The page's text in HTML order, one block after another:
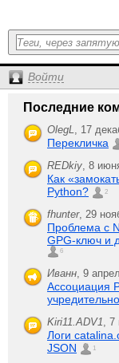
Войти
Последние
OlegL, 17
Перекличка
REDkiy, 8
Как
Python?
2
fhunter, 29
Проблема с
GPG-ключ и
6
Иванн, 9
Ассоциация
Kiri11.ADV1, 7
Логи
JSON
1